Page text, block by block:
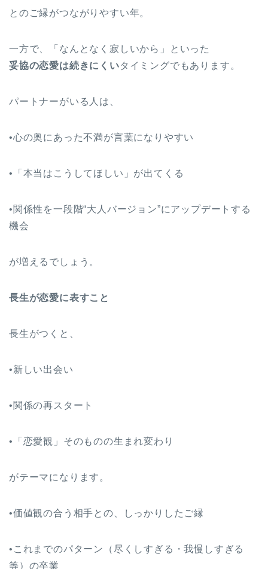
とのご縁がつながりやすい年。
一方で、「なんとなく寂しいから」といった
妥協の恋愛は続きにくいタイミングでもあります。
パートナーがいる人は、
•心の奥にあった不満が言葉になりやすい
•「本当はこうしてほしい」が出てくる
•関係性を一段階“大人バージョン”にアップデートする
機会
が増えるでしょう。
長生が恋愛に表すこと
長生がつくと、
•新しい出会い
•関係の再スタート
•「恋愛観」そのものの生まれ変わり
がテーマになります。
•価値観の合う相手との、しっかりしたご縁
•これまでのパターン（尽くしすぎる・我慢しすぎる
等）の卒業